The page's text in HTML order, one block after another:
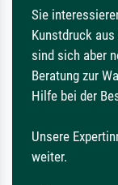
Sie
Kunstdruck
sind sich aber
Beratung zur
Hilfe bei der
Unsere
weiter.